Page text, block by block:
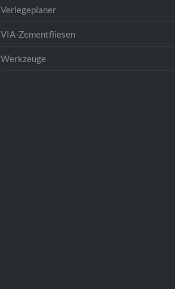
Verlegeplaner
VIA-Zementfliesen
Werkzeuge